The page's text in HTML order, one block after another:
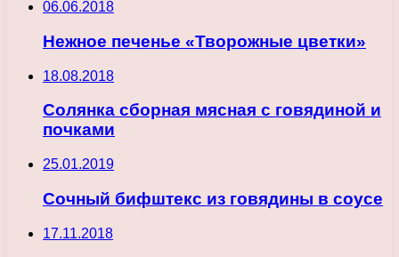
06.06.2018
Нежное печенье «Творожные цветки»
18.08.2018
Солянка сборная мясная с говядиной и
почками
25.01.2019
Сочный бифштекс из говядины в соусе
17.11.2018